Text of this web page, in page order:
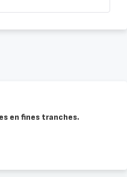
en fines tranches.